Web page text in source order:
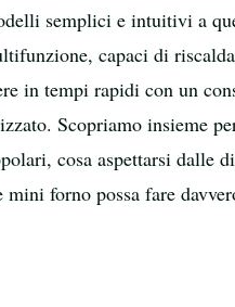
semplici e intuitivi a
capaci di
in tempi rapidi con un
Scopriamo insieme
cosa aspettarsi dalle
forno possa fare